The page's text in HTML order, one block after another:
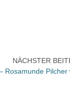
NÄCHSTER